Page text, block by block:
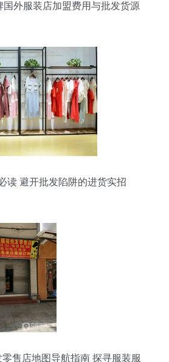
国外服装店加盟费用与批发货源
读 避开批发陷阱的进货实招
售店地图导航指南 探寻服装服